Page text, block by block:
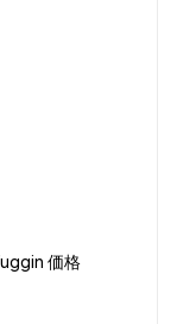
価格